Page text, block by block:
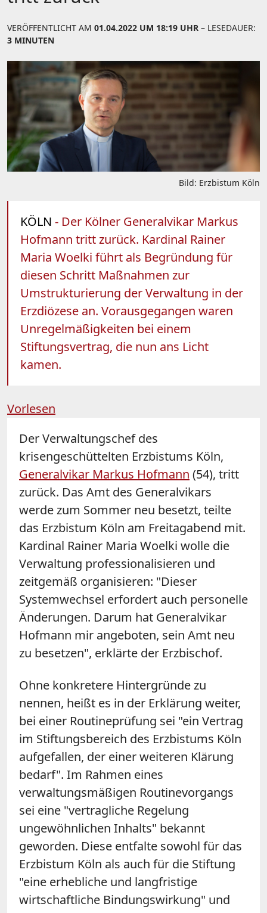
VERÖFFENTLICHT AM 01.04.2022 UM 18:19 UHR – LESEDAUER:
3 MINUTEN
Bild: Erzbistum Köln
KÖLN - Der Kölner Generalvikar Markus
Hofmann tritt zurück. Kardinal Rainer
Maria Woelki führt als Begründung für
diesen Schritt Maßnahmen zur
Umstrukturierung der Verwaltung in der
Erzdiözese an. Vorausgegangen waren
Unregelmäßigkeiten bei einem
Stiftungsvertrag, die nun ans Licht
kamen.
Vorlesen
Der Verwaltungschef des
krisengeschüttelten Erzbistums Köln,
Generalvikar Markus Hofmann (54), tritt
zurück. Das Amt des Generalvikars
werde zum Sommer neu besetzt, teilte
das Erzbistum Köln am Freitagabend mit.
Kardinal Rainer Maria Woelki wolle die
Verwaltung professionalisieren und
zeitgemäß organisieren: "Dieser
Systemwechsel erfordert auch personelle
Änderungen. Darum hat Generalvikar
Hofmann mir angeboten, sein Amt neu
zu besetzen", erklärte der Erzbischof.
Ohne konkretere Hintergründe zu
nennen, heißt es in der Erklärung weiter,
bei einer Routineprüfung sei "ein Vertrag
im Stiftungsbereich des Erzbistums Köln
aufgefallen, der einer weiteren Klärung
bedarf". Im Rahmen eines
verwaltungsmäßigen Routinevorgangs
sei eine "vertragliche Regelung
ungewöhnlichen Inhalts" bekannt
geworden. Diese entfalte sowohl für das
Erzbistum Köln als auch für die Stiftung
"eine erhebliche und langfristige
wirtschaftliche Bindungswirkung" und